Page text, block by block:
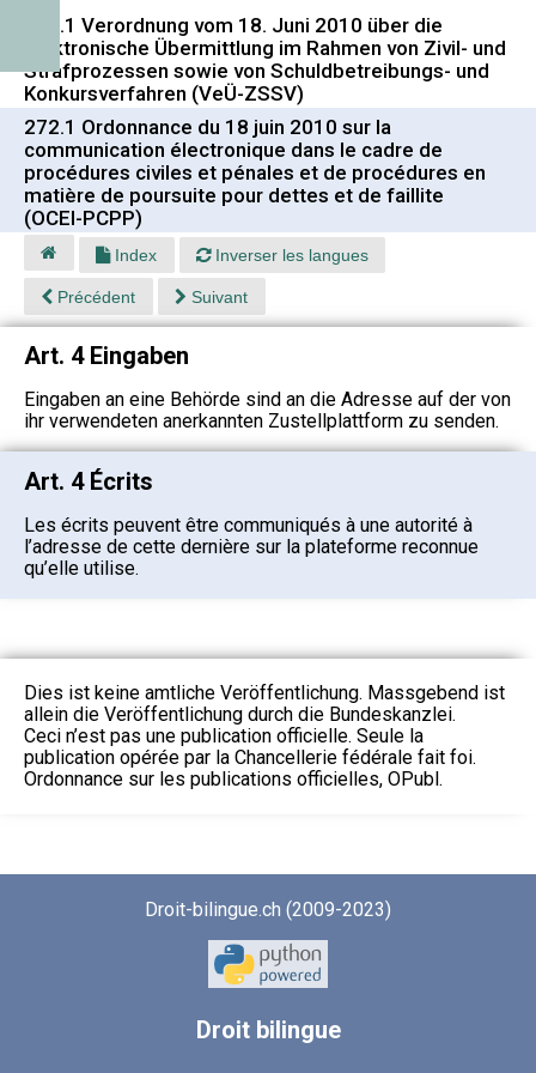
272.1 Verordnung vom 18. Juni 2010 über die
elektronische Übermittlung im Rahmen von Zivil- und
Strafprozessen sowie von Schuldbetreibungs- und
Konkursverfahren (VeÜ-ZSSV)
272.1 Ordonnance du 18 juin 2010 sur la
communication électronique dans le cadre de
procédures civiles et pénales et de procédures en
matière de poursuite pour dettes et de faillite
(OCEl-PCPP)
Index Inverser les langues
Précédent Suivant
Art. 4 Eingaben
Eingaben an eine Behörde sind an die Adresse auf der von
ihr verwendeten anerkannten Zustellplattform zu senden.
Art. 4 Écrits
Les écrits peuvent être communiqués à une autorité à
l’adresse de cette dernière sur la plateforme reconnue
qu’elle utilise.
Dies ist keine amtliche Veröffentlichung. Massgebend ist
allein die Veröffentlichung durch die Bundeskanzlei.
Ceci n’est pas une publication officielle. Seule la
publication opérée par la Chancellerie fédérale fait foi.
Ordonnance sur les publications officielles, OPubl.
Droit-bilingue.ch (2009-2023)
Droitbilingue